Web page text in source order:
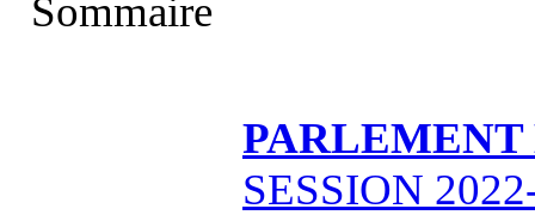
Sommaire
PARLEMENT
SESSION